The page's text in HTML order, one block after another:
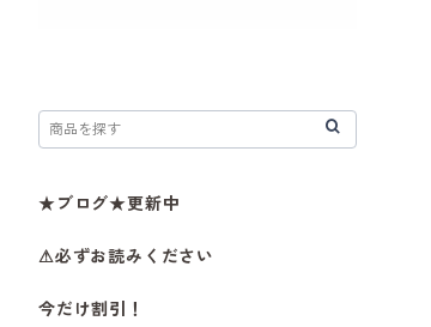
★ブログ★更新中
⚠必ずお読みください
今だけ割引！